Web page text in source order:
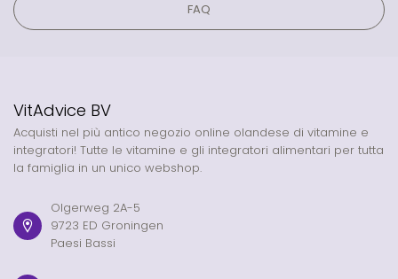
FAQ
VitAdvice BV
Acquisti nel più antico negozio online olandese di vitamine e
integratori! Tutte le vitamine e gli integratori alimentari per tutta
la famiglia in un unico webshop.
Olgerweg 2A-5
9723 ED Groningen
Paesi Bassi